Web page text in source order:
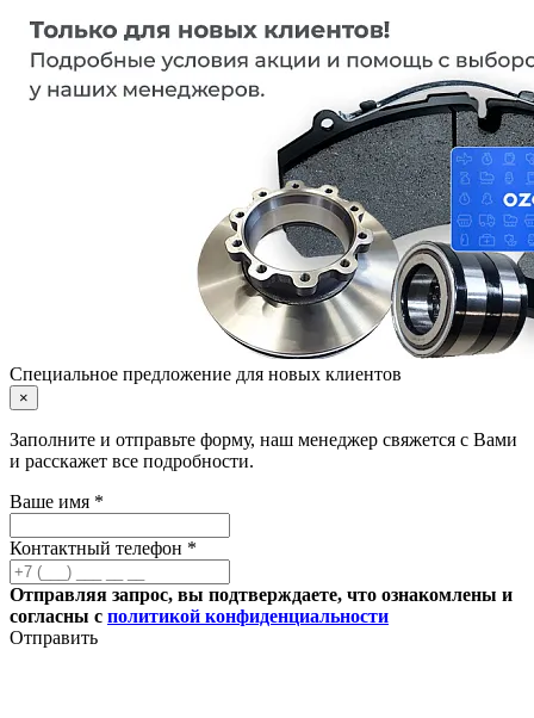
Специальное предложение для новых клиентов
×
Заполните и отправьте форму, наш менеджер свяжется с Вами
и расскажет все подробности.
Ваше имя *
Контактный телефон *
Отправляя запрос, вы подтверждаете, что ознакомлены и
согласны с политикой конфиденциальности
Отправить